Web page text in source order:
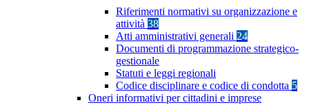
Riferimenti normativi su organizzazione e
attività 38
Atti amministrativi generali 24
Documenti di programmazione strategico-
gestionale
Statuti e leggi regionali
Codice disciplinare e codice di condotta 5
Oneri informativi per cittadini e imprese